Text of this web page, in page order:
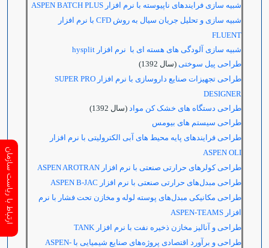
شبیه سازی فرایندهای ناپیوسته با نرم افزار ASPEN BATCH PLUS
شبیه سازی و تحلیل جریان سیال به روش
با نرم افزار
FLUENT
شبیه سازی آلودگی های هسته ای با نرم افزار hysplit
طراحی پیل سوختی (سال 1392)
طراحی تجهیزات صنایع داروسازی با نرم افزار SUPER PRO
DESIGNER
طراحی دستگاه های خشک کن مواد (سال 1392)
طراحی سیستم های بیومس
طراحی فرایندهای پایه محیط‌ های آبی الکترولیتی با نرم افزار
ASPEN OLI
طراحی کولرهای حرارتی صنعتی با نرم افزار ASPEN AROTRAN
طراحی مبدل‌های حرارتی صنعتی با نرم افزار ASPEN B-JAC
طراحی مکانیکی مبدل‌های پوسته لوله و مخازن تحت فشار با نرم
افزار ASPEN-TEAMS
طراحی و آنالیز مخازن ذخیره نفت با نرم افزار TANK
طراحی و برآورد اقتصادی پروژه‌های صنایع شیمیایی با ASPEN-
ارتباط با ریاست سازمان